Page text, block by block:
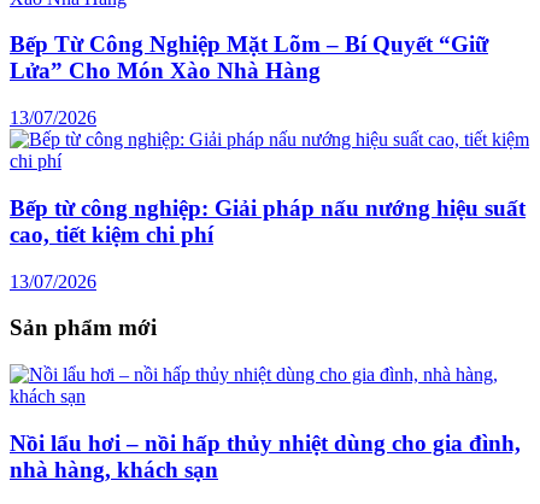
Bếp Từ Công Nghiệp Mặt Lõm – Bí Quyết “Giữ
Lửa” Cho Món Xào Nhà Hàng
13/07/2026
Bếp từ công nghiệp: Giải pháp nấu nướng hiệu suất
cao, tiết kiệm chi phí
13/07/2026
Sản phẩm mới
Nồi lẩu hơi – nồi hấp thủy nhiệt dùng cho gia đình,
nhà hàng, khách sạn